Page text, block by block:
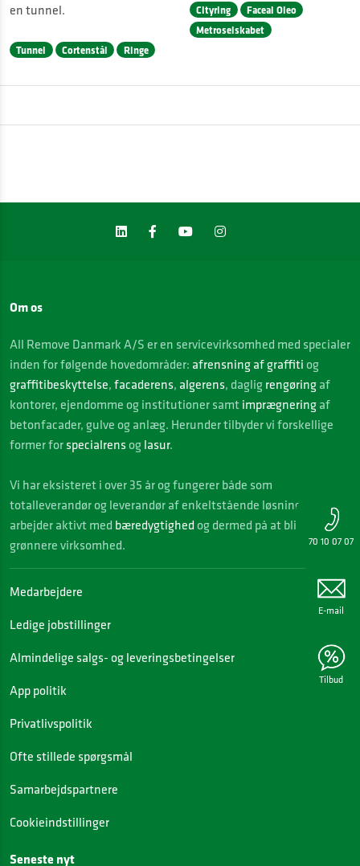
70 10 07 07
E-mail
Tilbud
en tunnel.
Tunnel Cortenstål Ringe
Cityring
Faceal Oleo
Metroselskabet
Om os
All Remove Danmark A/S er en servicevirksomhed med specialer
inden for følgende hovedområder: afrensning af graffiti og
graffitibeskyttelse,facaderens, algerens, dagligrengøringaf
kontorer, ejendomme og institutioner samtimprægneringaf
betonfacader, gulve og anlæg. Herunder tilbyder vi forskellige
former forspecialrensoglasur.
Vi har eksisteret i over 35 år og fungerer både som
totalleverandør og leverandør af enkeltstående løsninger. Vi
arbejder aktivt med bæredygtighed og dermed på at blive en
grønnere virksomhed.
Medarbejdere
Ledige jobstillinger
Almindelige salgs- og leveringsbetingelser
App politik
Privatlivspolitik
Ofte stillede spørgsmål
Samarbejdspartnere
Cookieindstillinger
Seneste nyt